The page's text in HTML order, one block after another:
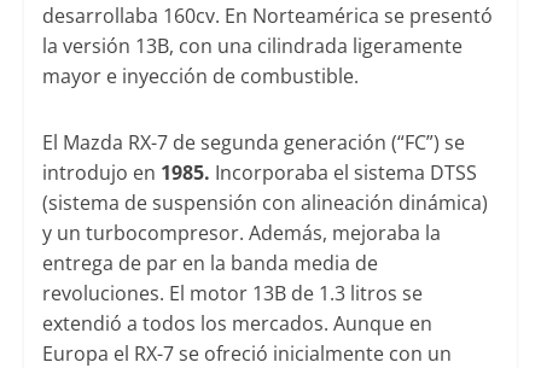
desarrollaba 160cv. En Norteamérica se presentó
la versión 13B, con una cilindrada ligeramente
mayor e inyección de combustible.
El Mazda RX-7 de segunda generación (“FC”) se
introdujo en 1985. Incorporaba el sistema DTSS
(sistema de suspensión con alineación dinámica)
y un turbocompresor. Además, mejoraba la
entrega de par en la banda media de
revoluciones. El motor 13B de 1.3 litros se
extendió a todos los mercados. Aunque en
Europa el RX-7 se ofreció inicialmente con un